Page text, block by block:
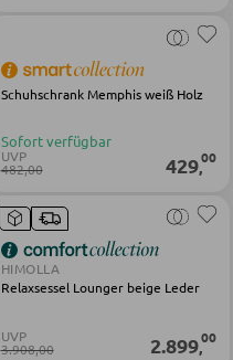
Schuhschrank Memphis weiß Holz
Sofort verfügbar
UVP
482,00 429,00
HIMOLLA
Relaxsessel Lounger beige Leder
UVP
3.908,00 2.899,00